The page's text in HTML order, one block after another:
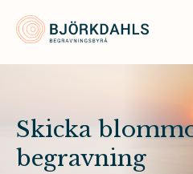
Skicka
begravning